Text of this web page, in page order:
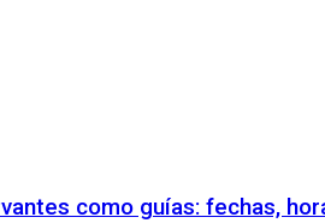
como guías: fechas,